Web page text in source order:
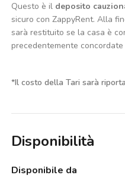
Questo è il deposito
sicuro con ZappyRent. Alla
sarà restituito se la casa è
precedentemente concordate
*Il costo della Tari sarà
Disponibilità
Disponibile da